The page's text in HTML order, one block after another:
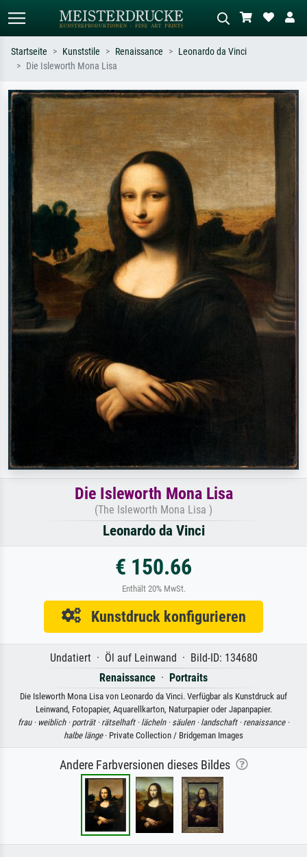
Suchen Sie nach Künstlern, Werktiteln
oder Stilen – z.B. Monet,
Sternennacht, Impressionismus, Welle
Beschreiben Sie die Szene – z.B. Grüne
Wiese, Abstrakt mit viel Rot, Dunkles
Ölgemälde, Stehender Akt neben einem
Baum.
Startseite Kunststile Renaissance
Leonardo da Vinci
Die Isleworth Mona Lisa
Die Isleworth Mona Lisa
(The Isleworth Mona Lisa )
Leonardo da Vinci
€ 150.66
Enthält 20% MwSt.
Kunstdruck konfigurieren
Undatiert · Öl auf Leinwand · Bild-ID: 134680
Renaissance · Portraits
Die Isleworth Mona Lisa von Leonardo da Vinci. Verfügbar als Kunstdruck auf
Leinwand, Fotopapier, Aquarellkarton, Naturpapier oder Japanpapier.
frau · weiblich · porträt · rätselhaft · lächeln · säulen · landschaft · renaissance ·
halbe länge· Private Collection / Bridgeman Images
Andere Farbversionen dieses Bildes